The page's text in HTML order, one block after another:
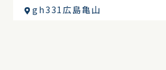
gh331広島亀山